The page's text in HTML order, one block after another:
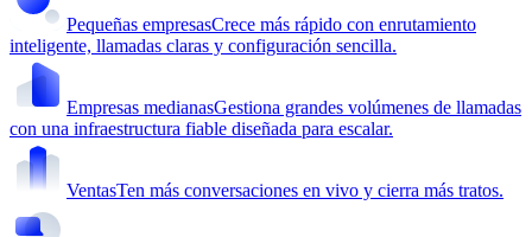
Pequeñas empresasCrece más rápido con enrutamiento
inteligente, llamadas claras y configuración sencilla.
Empresas medianasGestiona grandes volúmenes de llamadas
con una infraestructura fiable diseñada para escalar.
VentasTen más conversaciones en vivo y cierra más tratos.